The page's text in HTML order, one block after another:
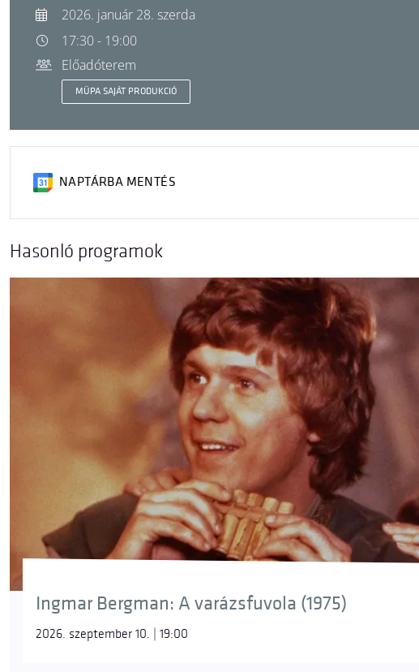
2026. január 28. szerda
17:30 - 19:00
Előadóterem
MÜPA SAJÁT PRODUKCIÓ
NAPTÁRBA MENTÉS
Hasonló programok
Ingmar Bergman: A varázsfuvola (1975)
2026. szeptember 10. | 19:00